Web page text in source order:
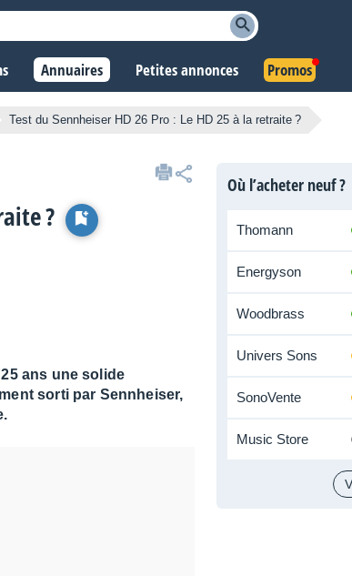
Annuaires Petites annonces Promos
Test du Sennheiser HD 26 Pro : Le HD 25 à la retraite ?
?
ans une solide
sorti par Sennheiser,
Où l’acheter neuf ?
Thomann
Energyson
Woodbrass
Univers Sons
SonoVente
Music Store